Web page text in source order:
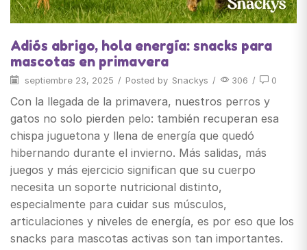
Adiós abrigo, hola energía: snacks para
mascotas en primavera
septiembre 23, 2025 / Posted by Snackys / 306 / 0
Con la llegada de la primavera, nuestros perros y
gatos no solo pierden pelo: también recuperan esa
chispa juguetona y llena de energía que quedó
hibernando durante el invierno. Más salidas, más
juegos y más ejercicio significan que su cuerpo
necesita un soporte nutricional distinto,
especialmente para cuidar sus músculos,
articulaciones y niveles de energía, es por eso que los
snacks para mascotas activas son tan importantes.